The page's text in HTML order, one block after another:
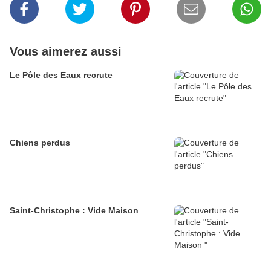
Vous aimerez aussi
Le Pôle des Eaux recrute
Chiens perdus
Saint-Christophe : Vide Maison